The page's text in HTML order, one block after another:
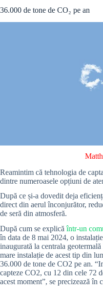
36.000 de tone de CO₂ pe an
Reamintim că tehnologia de
dintre numeroasele opțiuni de
După ce și-a dovedit deja
direct din aerul înconjurător,
de seră din atmosferă.
După cum se explicăîntr-un
în data de 8 mai 2024, o
inaugurată la centrala
mare instalație de acest tip din
36.000 de tone de CO2 pe an.
capteze CO2, cu 12 din cele 72
acest moment”, se precizează în